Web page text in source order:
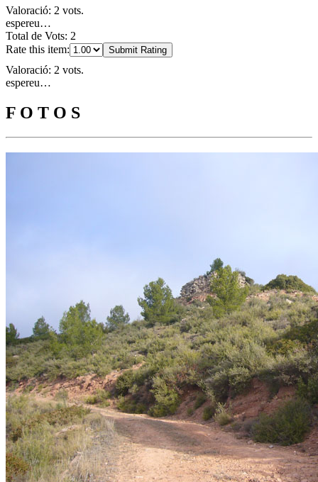
Valoració: 2 vots.
espereu…
Total de Vots: 2
Rate this item:
Submit Rating
Valoració: 2 vots.
espereu…
F O T O S